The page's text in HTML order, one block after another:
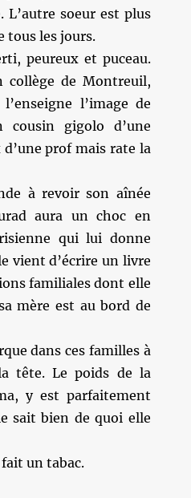
soeur est plus
tous les jours.
peureux et puceau.
collège de Montreuil,
l’image de
gigolo d’une
prof mais rate la
à revoir son aînée
aura un choc en
qui lui donne
vient d’écrire un livre
familiales dont elle
mère est au bord de
dans ces familles à
tête. Le poids de la
y est parfaitement
sait bien de quoi elle
un tabac.